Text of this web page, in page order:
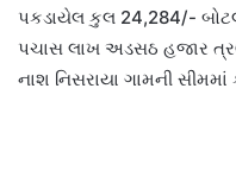
પકડાયેલ કુલ 24,284/-
પચાસ લાખ અડસઠ હજાર
નાશ નિસરાયા ગામની